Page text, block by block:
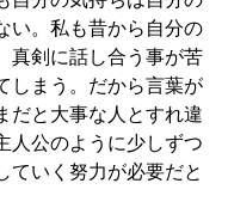
い。私も昔から自分の
真剣に話し合う事が苦
しまう。だから言葉が
だと大事な人とすれ違
人公のように少しずつ
ていく努力が必要だと